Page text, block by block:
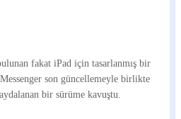
fakat iPad için tasarlanmış bir
son güncellemeyle birlikte
bir sürüme kavuştu.